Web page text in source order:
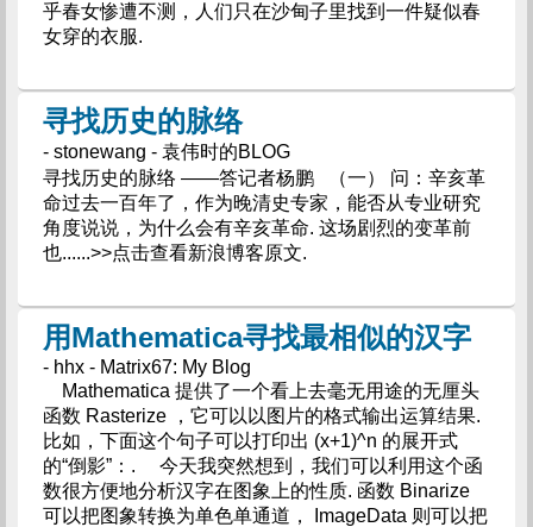
乎春女惨遭不测，人们只在沙甸子里找到一件疑似春
女穿的衣服.
寻找历史的脉络
- stonewang - 袁伟时的BLOG
寻找历史的脉络 ——答记者杨鹏 （一） 问：辛亥革
命过去一百年了，作为晚清史专家，能否从专业研究
角度说说，为什么会有辛亥革命. 这场剧烈的变革前
也......>>点击查看新浪博客原文.
用Mathematica寻找最相似的汉字
- hhx - Matrix67: My Blog
Mathematica 提供了一个看上去毫无用途的无厘头
函数 Rasterize ，它可以以图片的格式输出运算结果.
比如，下面这个句子可以打印出 (x+1)^n 的展开式
的“倒影”：. 今天我突然想到，我们可以利用这个函
数很方便地分析汉字在图象上的性质. 函数 Binarize
可以把图象转换为单色单通道， ImageData 则可以把